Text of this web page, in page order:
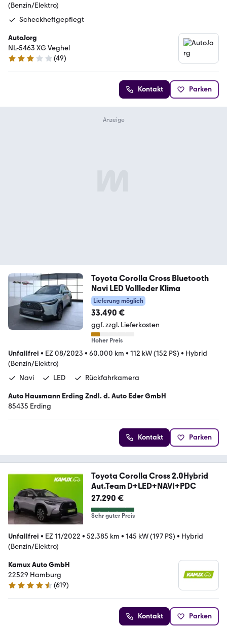
(Benzin/Elektro)
Scheckheftgepflegt
AutoJorg
NL-5463 XG Veghel
3.1 Sterne
(49)
Kontakt Parken
Toyota Corolla Cross Bluetooth
Navi LED Vollleder Klima
Lieferung möglich
33.490 €
ggf. zzgl. Lieferkosten
Hoher Preis
Unfallfrei • EZ 08/2023 • 60.000 km • 112 kW (152 PS) • Hybrid
(Benzin/Elektro)
Navi
LED Rückfahrkamera
Auto Hausmann Erding Zndl. d. Auto Eder GmbH
85435 Erding
Kontakt Parken
Toyota Corolla Cross 2.0Hybrid
Aut.Team D+LED+NAVI+PDC
27.290 €
Sehr guter Preis
Unfallfrei • EZ 11/2022 • 52.385 km • 145 kW (197 PS) • Hybrid
(Benzin/Elektro)
Kamux Auto GmbH
22529 Hamburg
4.6 Sterne
(619)
Kontakt Parken